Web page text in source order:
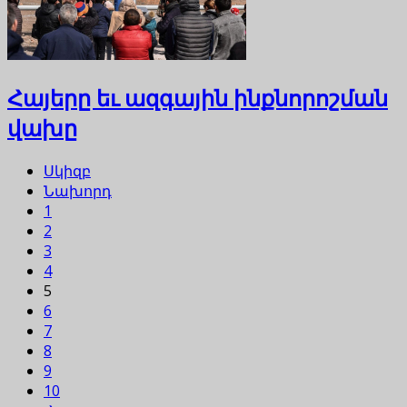
Հայերը եւ ազգային ինքնորոշման
վախը
Սկիզբ
Նախորդ
1
2
3
4
5
6
7
8
9
10